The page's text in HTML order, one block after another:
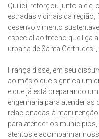
Quilici, reforçou junto a ele,
estradas vicinais da
desenvolvimento
especial ao trecho que liga
urbana de Santa
França disse, em seu
ao mês o que significa um
e que já está preparando
engenharia para atender
relacionadas à
para atender os
atentos e acompanhar